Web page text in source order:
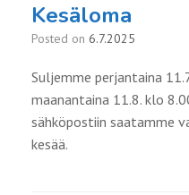
Kesäloma
Posted on 6.7.2025
Suljemme perjantaina
maanantaina 11.8. klo
sähköpostiin saatamme
kesää.